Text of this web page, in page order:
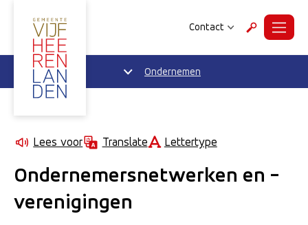
Contact ZoekenMenu
Ondernemen
Lees voor Translate Lettertype
Ondernemersnetwerken en -
verenigingen